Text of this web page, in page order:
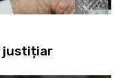
justițiar